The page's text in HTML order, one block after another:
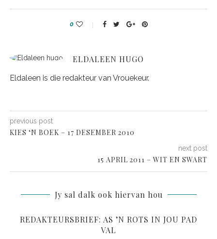
0
ELDALEEN HUGO
Eldaleen is die redakteur van Vrouekeur.
previous post
KIES ‘N BOEK – 17 DESEMBER 2010
next post
15 APRIL 2011 – WIT EN SWART
Jy sal dalk ook hiervan hou
REDAKTEURSBRIEF: AS ’N ROTS IN JOU PAD
VAL